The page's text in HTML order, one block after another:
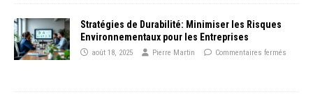
Stratégies de Durabilité: Minimiser les Risques
Environnementaux pour les Entreprises
août 18, 2025 Pierre Martin Commentaires fermés